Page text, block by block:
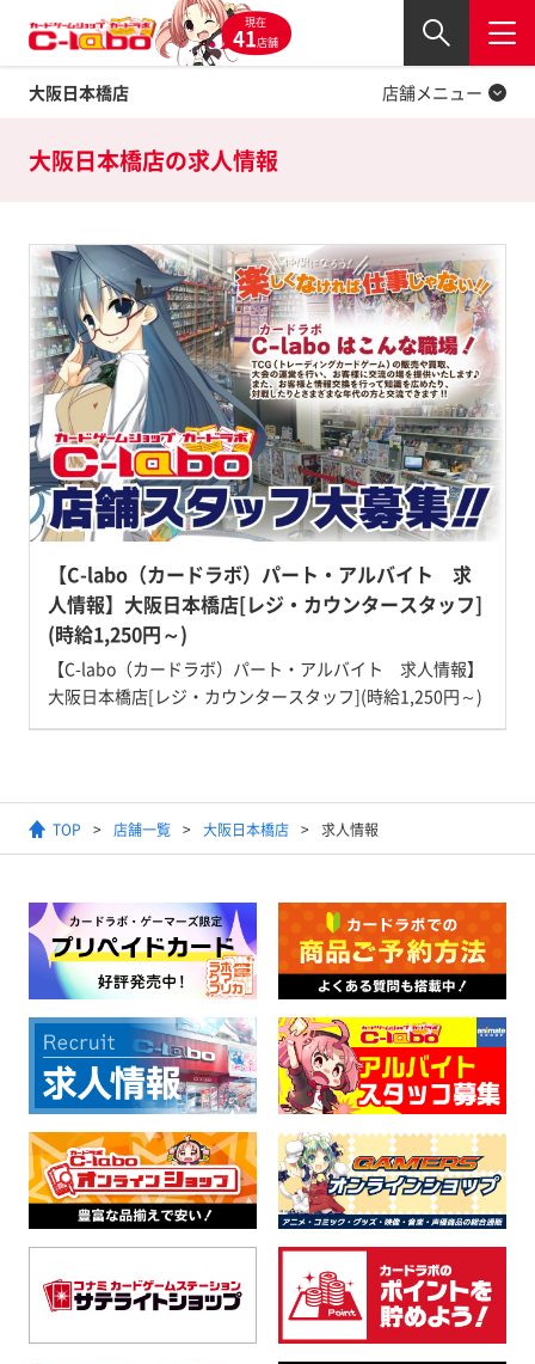
現在
41店舗
大阪日本橋店
閉じる
店舗メニュー
Twitter
大阪日本橋店の求人情報
【C-labo（カードラボ）パート・アルバイト 求
人情報】大阪日本橋店[レジ・カウンタースタッフ]
(時給1,250円～)
【C-labo（カードラボ）パート・アルバイト 求人情報】
大阪日本橋店[レジ・カウンタースタッフ](時給1,250円～)
TOP 店舗一覧 大阪日本橋店 求人情報